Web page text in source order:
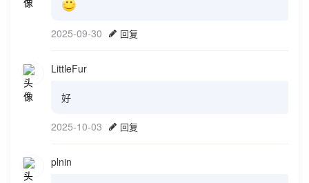
2025-09-30 回复
LittleFur
好
2025-10-03 回复
plnin